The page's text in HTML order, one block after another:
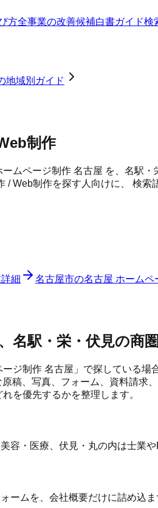
方全事業の改善候補白書ガイド検
地域別ガイド
制作
ムページ制作 名古屋 を、名駅
/ Web制作を探す人向けに、 検索
細 名古屋市の名古屋 ホームペ
名駅・栄・伏見の商
ージ制作 名古屋」で探している
稿、写真、フォーム、資料請求
を優先するかを整理します。
容・医療、伏見・丸の内は士業
ームを、会社概要だけに詰め込ま